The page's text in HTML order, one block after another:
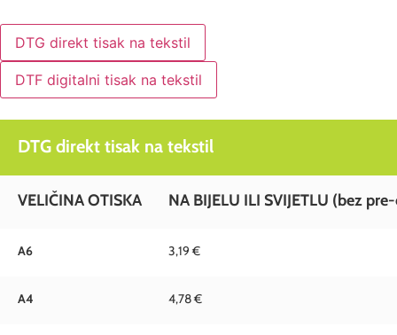
Your
total
is
0,00 €
DTG direkt tisak na tekstil
DTF digitalni tisak na tekstil
DTG direkt tisak na tekstil
VELIČINA OTISKA NA BIJELU ILI SVIJETLU (bez
A6 3,19 €
A4 4,78 €